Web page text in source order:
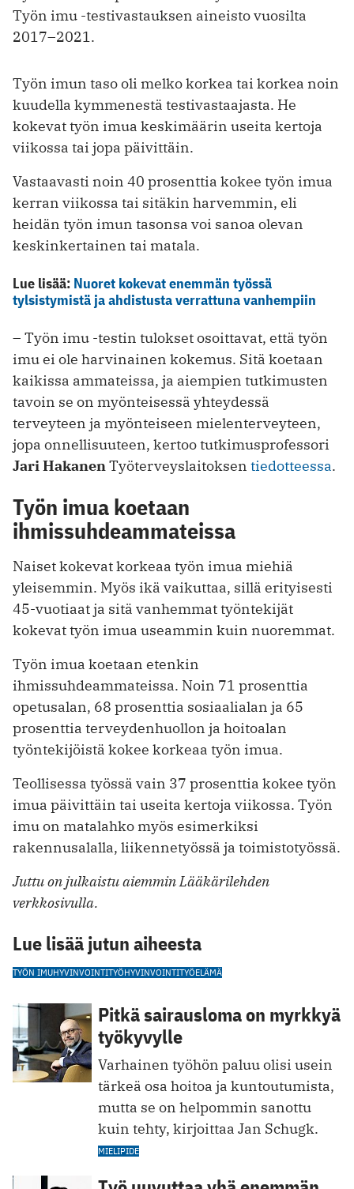
Työn imu -testivastauksen aineisto vuosilta
2017–2021.
Työn imun taso oli melko korkea tai korkea noin
kuudella kymmenestä testivastaajasta. He
kokevat työn imua keskimäärin useita kertoja
viikossa tai jopa päivittäin.
Vastaavasti noin 40 prosenttia kokee työn imua
kerran viikossa tai sitäkin harvemmin, eli
heidän työn imun tasonsa voi sanoa olevan
keskinkertainen tai matala.
Lue lisää: Nuoret kokevat enemmän työssä
tylsistymistä ja ahdistusta verrattuna vanhempiin
– Työn imu -testin tulokset osoittavat, että työn
imu ei ole harvinainen kokemus. Sitä koetaan
kaikissa ammateissa, ja aiempien tutkimusten
tavoin se on myönteisessä yhteydessä
terveyteen ja myönteiseen mielenterveyteen,
jopa onnellisuuteen, kertoo tutkimusprofessori
Jari HakanenTyöterveyslaitoksen tiedotteessa.
Työn imua koetaan
ihmissuhdeammateissa
Naiset kokevat korkeaa työn imua miehiä
yleisemmin. Myös ikä vaikuttaa, sillä erityisesti
45-vuotiaat ja sitä vanhemmat työntekijät
kokevat työn imua useammin kuin nuoremmat.
Työn imua koetaan etenkin
ihmissuhdeammateissa. Noin 71 prosenttia
opetusalan, 68 prosenttia sosiaalialan ja 65
prosenttia terveydenhuollon ja hoitoalan
työntekijöistä kokee korkeaa työn imua.
Teollisessa työssä vain 37 prosenttia kokee työn
imua päivittäin tai useita kertoja viikossa. Työn
imu on matalahko myös esimerkiksi
rakennusalalla, liikennetyössä ja toimistotyössä.
Juttu on julkaistu aiemmin Lääkärilehden
verkkosivulla.
Lue lisää jutun aiheesta
TYÖN IMUHYVINVOINTITYÖHYVINVOINTITYÖELÄMÄ
Pitkä sairausloma on myrkkyä
työkyvylle
Varhainen työhön paluu olisi usein
tärkeä osa hoitoa ja kuntoutumista,
mutta se on helpommin sanottu
kuin tehty, kirjoittaa Jan Schugk.
MIELIPIDE